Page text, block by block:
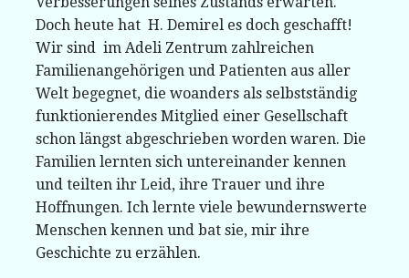
Doch heute hat H. Demirel es doch geschafft!
Wir sind im Adeli Zentrum zahlreichen
Familienangehörigen und Patienten aus aller
Welt begegnet, die woanders als selbstständig
funktionierendes Mitglied einer Gesellschaft
schon längst abgeschrieben worden waren. Die
Familien lernten sich untereinander kennen
und teilten ihr Leid, ihre Trauer und ihre
Hoffnungen. Ich lernte viele bewundernswerte
Menschen kennen und bat sie, mir ihre
Geschichte zu erzählen.